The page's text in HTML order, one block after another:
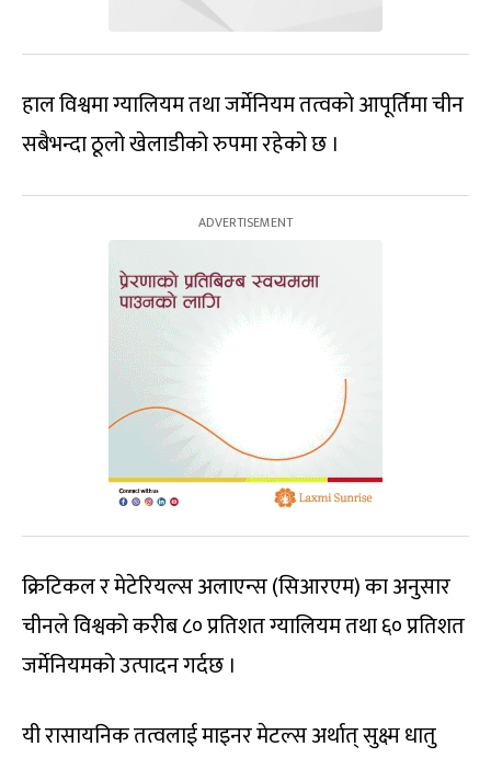
हाल विश्वमा ग्यालियम तथा जर्मेनियम तत्वको आपूर्तिमा चीन
सबैभन्दा ठूलो खेलाडीको रुपमा रहेको छ ।
क्रिटिकल र मेटेरियल्स अलाएन्स (सिआरएम) का अनुसार
चीनले विश्वको करीब ८० प्रतिशत ग्यालियम तथा ६० प्रतिशत
जर्मेनियमको उत्पादन गर्दछ ।
यी रासायनिक तत्वलाई माइनर मेटल्स अर्थात् सुक्ष्म धातु